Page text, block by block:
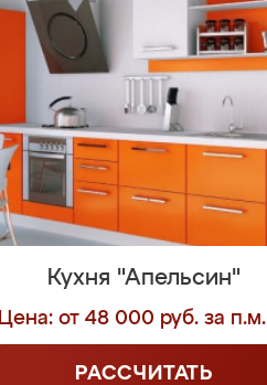
Кухня "Апельсин"
Цена: от 48 000 руб. за п.м.
РАССЧИТАТЬ